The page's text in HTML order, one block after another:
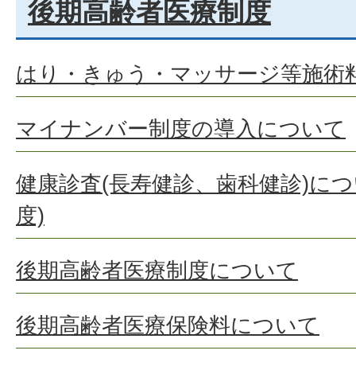
後期高齢者医療制度
はり・きゅう・マッサージ等施術
マイナンバー制度の導入について
健康診査(長寿健診、歯科健診)に
度)
後期高齢者医療制度について
後期高齢者医療保険料について